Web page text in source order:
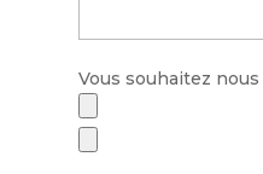
Vous souhaitez